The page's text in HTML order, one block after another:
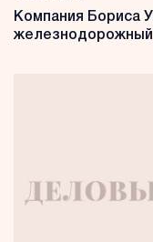
Компания Бориса
железнодорожный